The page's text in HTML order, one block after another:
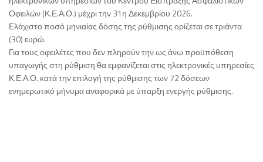
Οφειλών (Κ.Ε.Α.Ο.) μέχρι την 31η Δεκεμβρίου 2026.
Ελάχιστο ποσό μηνιαίας δόσης της ρύθμισης ορίζεται σε τριάντα
(30) ευρώ.
Για τους οφειλέτες που δεν πληρούν την ως άνω προϋπόθεση
υπαγωγής στη ρύθμιση θα εμφανίζεται στις ηλεκτρονικές υπηρεσίες
Κ.Ε.Α.Ο. κατά την επιλογή της ρύθμισης των 72 δόσεων
ενημερωτικό μήνυμα αναφορικά με ύπαρξη ενεργής ρύθμισης.